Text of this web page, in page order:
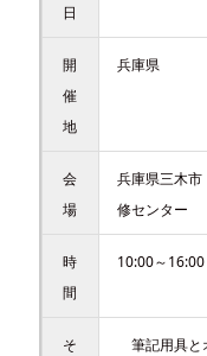
日
開
催
地
兵庫県
会
場
兵庫県三木
修センター
時
間
10:00～16:00
そ
筆記用具と